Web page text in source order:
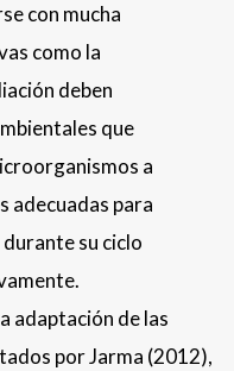
con mucha
como la
deben
que
a
adecuadas para
su ciclo
adaptación de las
por Jarma (2012),